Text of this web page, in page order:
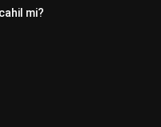
mi?